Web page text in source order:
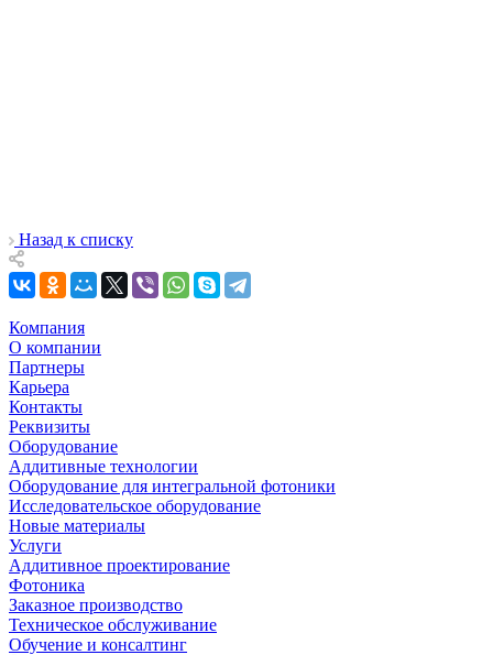
Назад к списку
Компания
О компании
Партнеры
Карьера
Контакты
Реквизиты
Оборудование
Аддитивные технологии
Оборудование для интегральной фотоники
Исследовательское оборудование
Новые материалы
Услуги
Аддитивное проектирование
Фотоника
Заказное производство
Техническое обслуживание
Обучение и консалтинг